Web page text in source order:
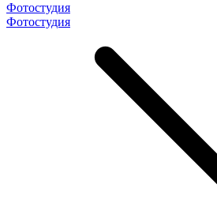
Фотостудия
Фотостудия